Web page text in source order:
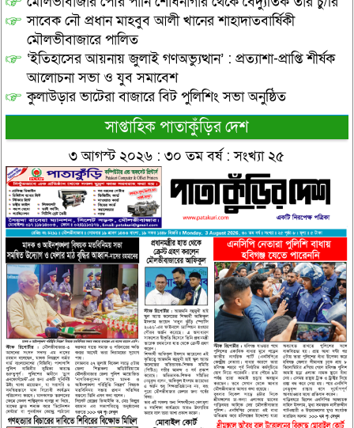
সাবেক নৌ প্রধান মাহবুব আলী খানের শাহাদাতবার্ষিকী
মৌলভীবাজারে পালিত
‘ইতিহাসের আয়নায় জুলাই গণঅভ্যুত্থান’ : প্রত্যাশা-প্রাপ্তি শীর্ষক
আলোচনা সভা ও যুব সমাবেশ
কুলাউড়ার ভাটেরা বাজারে বিট পুলিশিং সভা অনুষ্ঠিত
সাপ্তাহিক পাতাকুঁড়ির দেশ
৩ আগস্ট ২০২৬ : ৩০ তম বর্ষ : সংখ্যা ২৫